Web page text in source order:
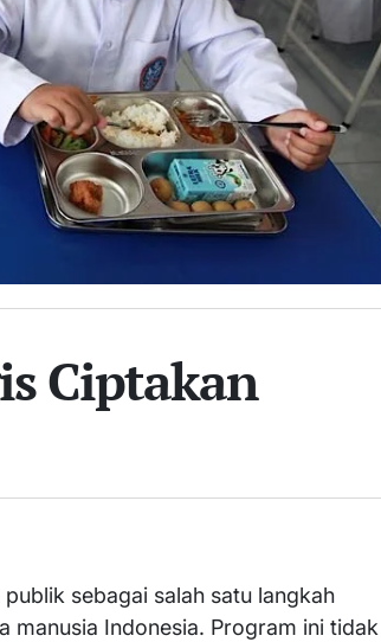
Ciptakan
sebagai salah satu langkah
manusia Indonesia. Program ini tidak